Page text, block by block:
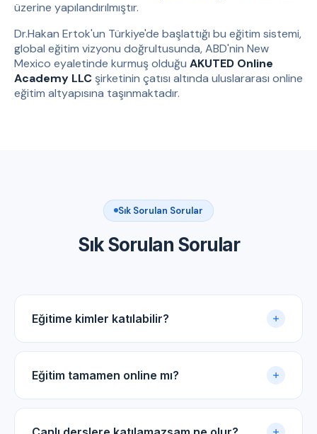
üzerine yapılandırılmıştır.
Dr.Hakan Ertok'un Türkiye'de başlattığı bu eğitim sistemi,
global eğitim vizyonu doğrultusunda, ABD'nin New
Mexico eyaletinde kurmuş olduğu AKUTED Online
Academy LLC şirketinin çatısı altında uluslararası online
eğitim altyapısına taşınmaktadır.
Sık Sorulan Sorular
Sık Sorulan Sorular
Eğitime kimler katılabilir?
Akupunktur uygulama sertifikasına sahip tüm tıp
doktorları ve diş hekimleri için uygundur.
Eğitim tamamen online mı?
Evet. Eğitim online panel üzerinden yürütülür. Canlı
dersler, kayıtlı video arşivi ve PDF ders notlarıyla